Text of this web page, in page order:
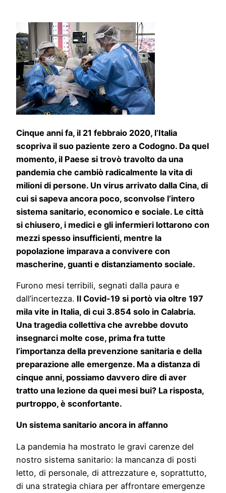
Cinque anni fa, il 21 febbraio 2020, l’Italia
scopriva il suo paziente zero a Codogno. Da quel
momento, il Paese si trovò travolto da una
pandemia che cambiò radicalmente la vita di
milioni di persone. Un virus arrivato dalla Cina, di
cui si sapeva ancora poco, sconvolse l’intero
sistema sanitario, economico e sociale. Le città
si chiusero, i medici e gli infermieri lottarono con
mezzi spesso insufficienti, mentre la
popolazione imparava a convivere con
mascherine, guanti e distanziamento sociale.
Furono mesi terribili, segnati dalla paura e
dall’incertezza. Il Covid-19 si portò via oltre 197
mila vite in Italia, di cui 3.854 solo in Calabria.
Una tragedia collettiva che avrebbe dovuto
insegnarci molte cose, prima fra tutte
l’importanza della prevenzione sanitaria e della
preparazione alle emergenze. Ma a distanza di
cinque anni, possiamo davvero dire di aver
tratto una lezione da quei mesi bui? La risposta,
purtroppo, è sconfortante.
Un sistema sanitario ancora in affanno
La pandemia ha mostrato le gravi carenze del
nostro sistema sanitario: la mancanza di posti
letto, di personale, di attrezzature e, soprattutto,
di una strategia chiara per affrontare emergenze